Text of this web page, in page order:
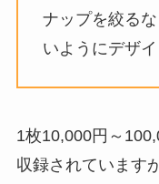
ナップを絞る
いようにデザイ
1枚10,000円～
収録されていますが